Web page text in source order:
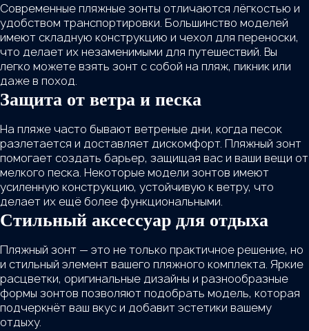
Современные пляжные зонты отличаются лёгкостью и
удобством транспортировки. Большинство моделей
имеют складную конструкцию и чехол для переноски,
что делает их незаменимыми для путешествий. Вы
легко можете взять зонт с собой на пляж, пикник или
даже в поход.
Защита от ветра и песка
На пляже часто бывают ветреные дни, когда песок
разлетается и доставляет дискомфорт. Пляжный зонт
помогает создать барьер, защищая вас и ваши вещи от
мелкого песка. Некоторые модели зонтов имеют
усиленную конструкцию, устойчивую к ветру, что
делает их ещё более функциональными.
Стильный аксессуар для отдыха
Пляжный зонт — это не только практичное решение, но
и стильный элемент вашего пляжного комплекта. Яркие
расцветки, оригинальные дизайны и разнообразные
формы зонтов позволяют подобрать модель, которая
подчеркнёт ваш вкус и добавит эстетики вашему
отдыху.